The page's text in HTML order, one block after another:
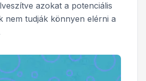
azokat a potenciális
nem tudják könnyen elérni a